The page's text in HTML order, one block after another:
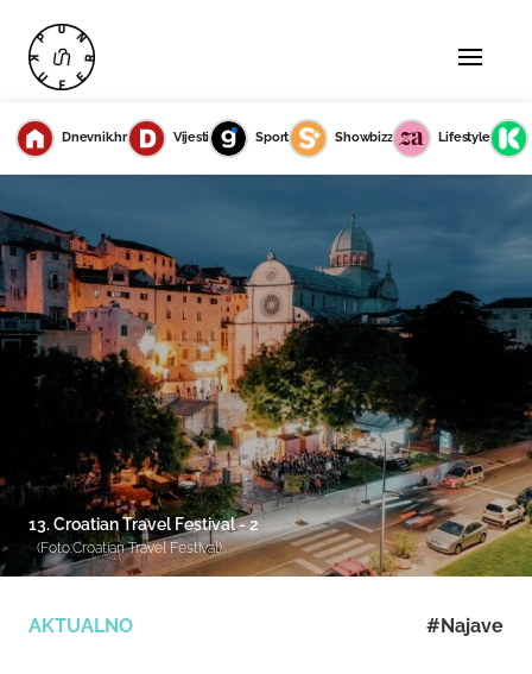
Dnevnik.hr Vijesti Sport Showbizz Lifestyle
AKTUALNO #Najave
13. Croatian Travel Festival - 2
(Foto:Croatian Travel Festival)